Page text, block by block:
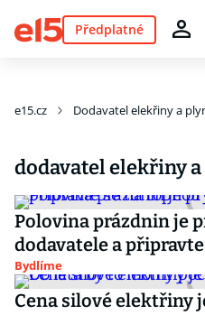
Předplatné
e15.cz Dodavatel elekřiny a
dodavatel elekřiny
Polovina prázdnin je
dodavatele a
Bydlíme
Cena silové elektřiny